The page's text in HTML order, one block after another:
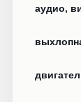
аудио,